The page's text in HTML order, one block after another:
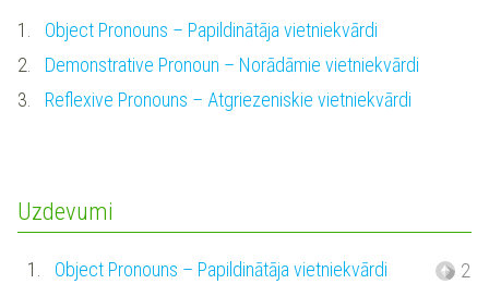
1.
Object Pronouns – Papildinātāja vietniekvārdi
2.
Demonstrative Pronoun – Norādāmie vietniekvārdi
3.
Reflexive Pronouns – Atgriezeniskie vietniekvārdi
Uzdevumi
1. Object Pronouns – Papildinātāja vietniekvārdi 2